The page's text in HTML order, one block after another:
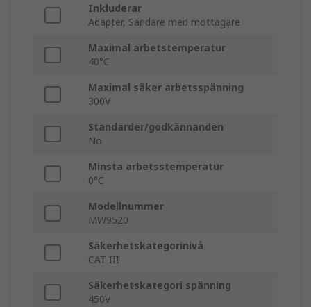
Inkluderar
Adapter, Sändare med mottagare
Maximal arbetstemperatur
40°C
Maximal säker arbetsspänning
300V
Standarder/godkännanden
No
Minsta arbetsstemperatur
0°C
Modellnummer
MW9520
Säkerhetskategorinivå
CAT III
Säkerhetskategori spänning
450V